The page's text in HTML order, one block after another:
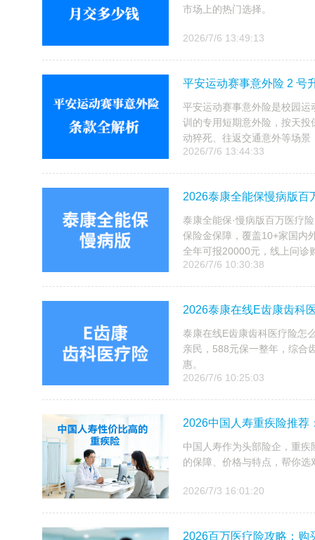
市场上的热门选择。
2026/7/6 13:49:13
平安运动赛事意外险 2 号
平安运动赛事意外险是校园
训的专用短期意外险，按天
动猝死、往返交通意外等场
2026/7/6 13:44:33
2026泰康全能保慢病版百
泰康全能保·慢病版百万医疗
保险金保障，覆盖10+家国内
全年可报20000元，线上问诊
2026/7/6 10:30:38
2026泰康在线E齿康齿科
泰康在线E齿康齿科医疗险怎
亲民，588元保一整年，综合
惠。
2026/7/6 10:25:03
2026中国人寿重疾险推荐
中国人寿作为头部险企，重
的保障、价格与特点，帮你选
2026/7/3 16:01:20
2026百万医疗险攻略：购